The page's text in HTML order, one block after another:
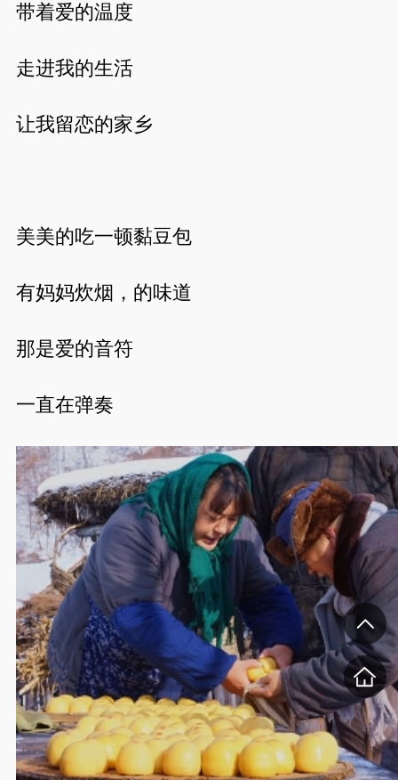
带着爱的温度
走进我的生活
让我留恋的家乡
美美的吃一顿黏豆包
有妈妈炊烟，的味道
那是爱的音符
一直在弹奏